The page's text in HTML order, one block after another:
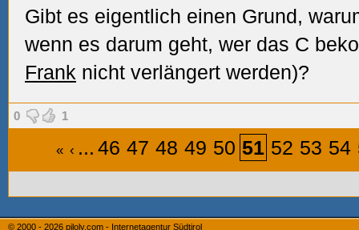
Gibt es eigentlich einen Grund,
wenn es darum geht, wer das C
Frank nicht verlängert werden)?
0 1
« ‹ ... 46 47 48 49 50 51 52 53 54
© 2000 - 2026 piloly.com - Internetagentur Südtirol